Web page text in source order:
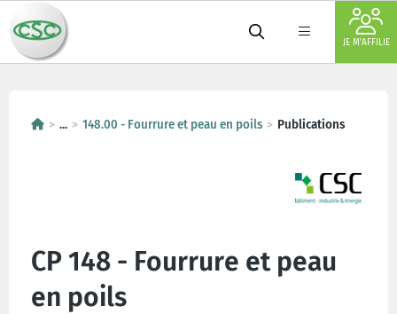
JE M'AFFILIE
... 148.00 - Fourrure et peau en poils Publications
CP 148 - Fourrure et peau
en poils